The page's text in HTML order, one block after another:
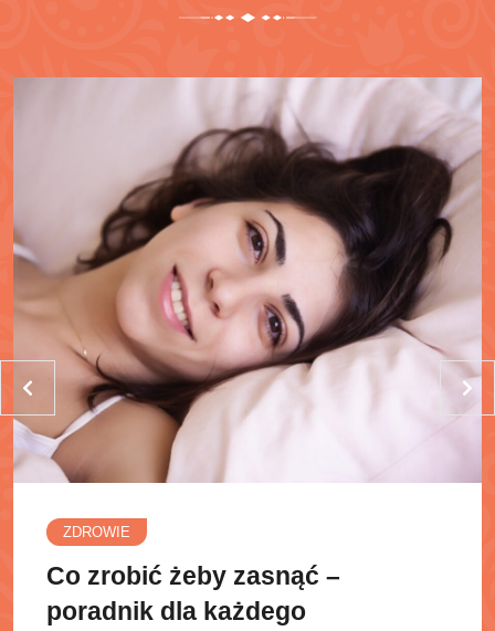
ZDROWIE
Co zrobić żeby zasnąć –
poradnik dla każdego